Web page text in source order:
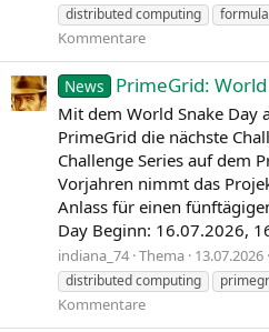
distributed computing
Kommentare
News PrimeGrid:
Mit dem World Snake Day
PrimeGrid die nächste
Challenge Series auf dem
Vorjahren nimmt das
Anlass für einen
Day Beginn: 16.07.2026,
indiana_74 Thema 13.07.2026
distributed computing
Kommentare